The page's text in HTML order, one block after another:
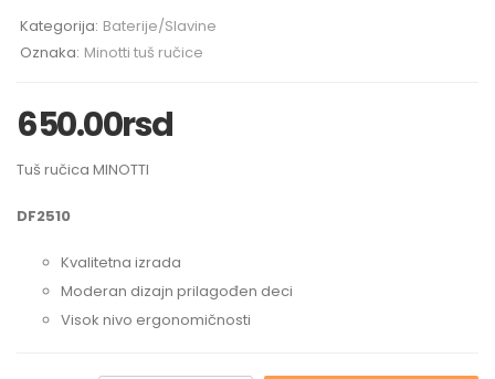
Kategorija: Baterije/Slavine
Oznaka: Minotti tuš ručice
650.00rsd
Tuš ručica MINOTTI
DF2510
Kvalitetna izrada
Moderan dizajn prilagođen deci
Visok nivo ergonomičnosti